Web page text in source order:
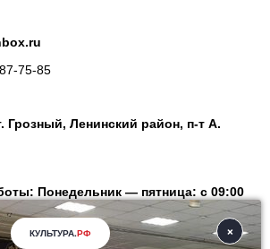
75-85
Грозный, Ленинский район, п-т А.
Понедельник — пятница: с 09:00